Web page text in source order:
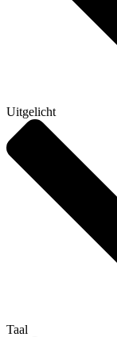
Uitgelicht
Taal